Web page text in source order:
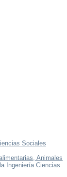
Sociales
Animales
Ingeniería Ciencias